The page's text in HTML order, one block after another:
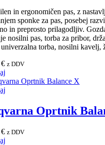
in ergonomičen pas, z
sponke za pas, posebej
in preprosto prilagodljiv.
nosilni pas, torba za pribor,
torba, nosilni kavelj,
€ z DDV
Oprtnik
€ z DDV